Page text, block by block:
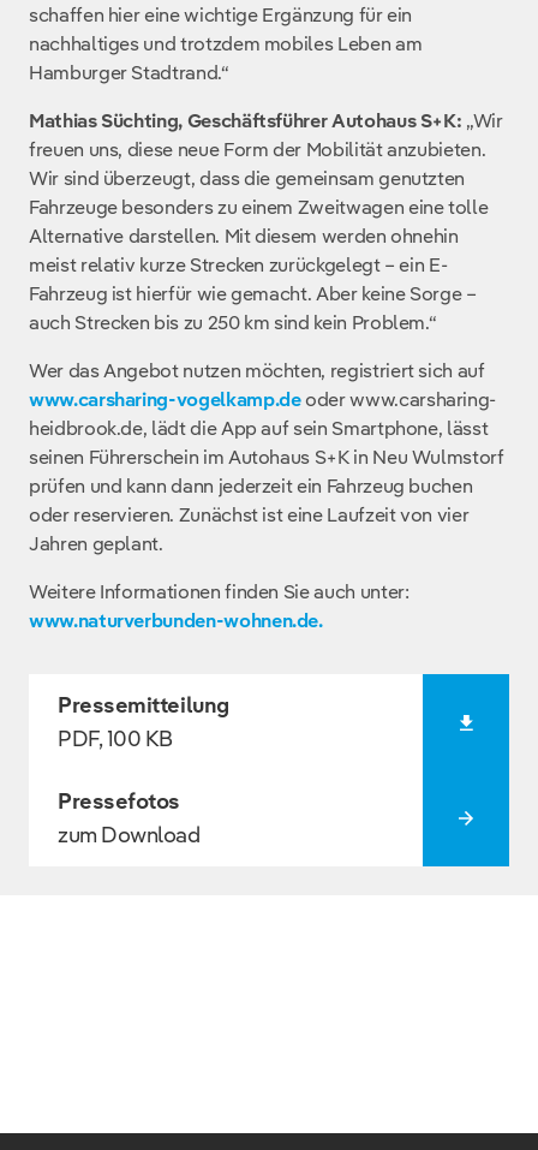
schaffen hier eine wichtige Ergänzung für ein
nachhaltiges und trotzdem mobiles Leben am
Hamburger Stadtrand.“
Mathias Süchting, Geschäftsführer Autohaus S+K: „Wir
freuen uns, diese neue Form der Mobilität anzubieten.
Wir sind überzeugt, dass die gemeinsam genutzten
Fahrzeuge besonders zu einem Zweitwagen eine tolle
Alternative darstellen. Mit diesem werden ohnehin
meist relativ kurze Strecken zurückgelegt – ein E-
Fahrzeug ist hierfür wie gemacht. Aber keine Sorge –
auch Strecken bis zu 250 km sind kein Problem.“
Wer das Angebot nutzen möchten, registriert sich auf
www.carsharing-vogelkamp.deoder www.carsharing-
heidbrook.de, lädt die App auf sein Smartphone, lässt
seinen Führerschein im Autohaus S+K in Neu Wulmstorf
prüfen und kann dann jederzeit ein Fahrzeug buchen
oder reservieren. Zunächst ist eine Laufzeit von vier
Jahren geplant.
Weitere Informationen finden Sie auch unter:
www.naturverbunden-wohnen.de.
Pressemitteilung
PDF, 100 KB
Pressefotos
zum Download